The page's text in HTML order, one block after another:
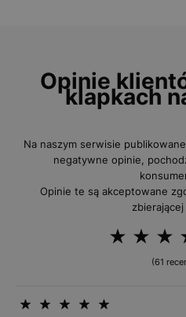
Opinie
klapkach
Na naszym serwisie
negatywne opinie,
Opinie te są akceptowane
(61